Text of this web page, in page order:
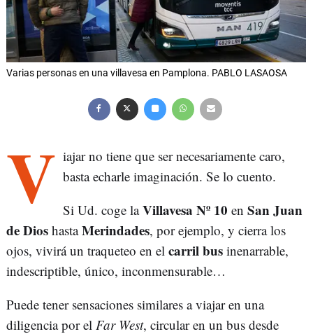
Varias personas en una villavesa en Pamplona. PABLO LASAOSA
V iajar no tiene que ser necesariamente caro,
basta echarle imaginación. Se lo cuento.
Si Ud. coge laVillavesa Nº 10 en San Juan
de Dios hastaMerindades, por ejemplo, y cierra los
ojos, vivirá un traqueteo en el carril bus inenarrable,
indescriptible, único, inconmensurable…
Puede tener sensaciones similares a viajar en una
diligencia por el Far West, circular en un bus desde